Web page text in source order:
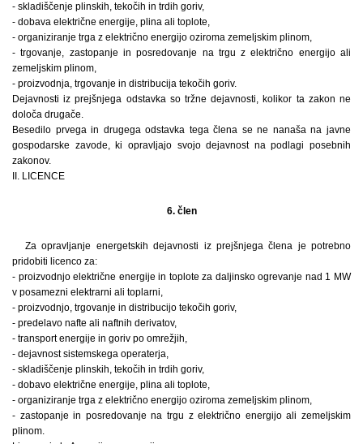
- skladiščenje plinskih, tekočih in trdih goriv,
- dobava električne energije, plina ali toplote,
- organiziranje trga z električno energijo oziroma zemeljskim plinom,
- trgovanje, zastopanje in posredovanje na trgu z električno energijo ali
zemeljskim plinom,
- proizvodnja, trgovanje in distribucija tekočih goriv.
Dejavnosti iz prejšnjega odstavka so tržne dejavnosti, kolikor ta zakon ne
določa drugače.
Besedilo prvega in drugega odstavka tega člena se ne nanaša na javne
gospodarske zavode, ki opravljajo svojo dejavnost na podlagi posebnih
zakonov.
II. LICENCE
6. člen
Za opravljanje energetskih dejavnosti iz prejšnjega člena je potrebno
pridobiti licenco za:
- proizvodnjo električne energije in toplote za daljinsko ogrevanje nad 1 MW
v posamezni elektrarni ali toplarni,
- proizvodnjo, trgovanje in distribucijo tekočih goriv,
- predelavo nafte ali naftnih derivatov,
- transport energije in goriv po omrežjih,
- dejavnost sistemskega operaterja,
- skladiščenje plinskih, tekočih in trdih goriv,
- dobavo električne energije, plina ali toplote,
- organiziranje trga z električno energijo oziroma zemeljskim plinom,
- zastopanje in posredovanje na trgu z električno energijo ali zemeljskim
plinom.